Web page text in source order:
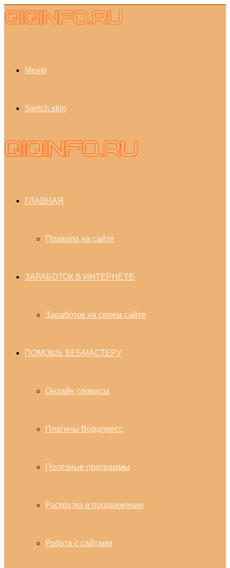
Меню
Switch skin
ГЛАВНАЯ
Правила на сайте
ЗАРАБОТОК В ИНТЕРНЕТЕ
Заработок на своем сайте
ПОМОЩЬ ВЕБМАСТЕРУ
Онлайн сервисы
Плагины Вордпресс
Полезные программы
Раскрутка и продвижение
Работа с сайтами